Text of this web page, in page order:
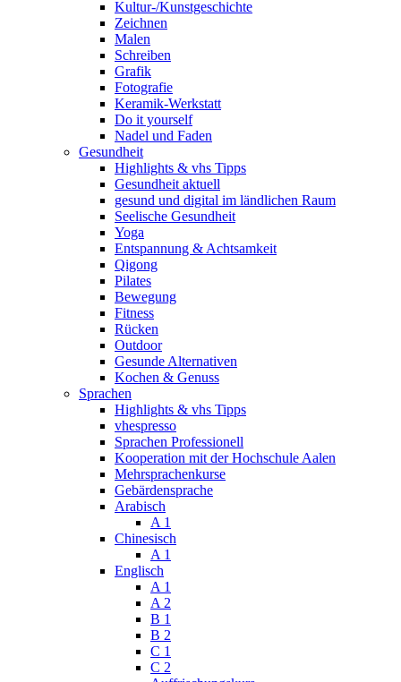
Kultur-/Kunstgeschichte
Zeichnen
Malen
Schreiben
Grafik
Fotografie
Keramik-Werkstatt
Do it yourself
Nadel und Faden
Gesundheit
Highlights & vhs Tipps
Gesundheit aktuell
gesund und digital im ländlichen Raum
Seelische Gesundheit
Yoga
Entspannung & Achtsamkeit
Qigong
Pilates
Bewegung
Fitness
Rücken
Outdoor
Gesunde Alternativen
Kochen & Genuss
Sprachen
Highlights & vhs Tipps
vhespresso
Sprachen Professionell
Kooperation mit der Hochschule Aalen
Mehrsprachenkurse
Gebärdensprache
Arabisch
A 1
Chinesisch
A 1
Englisch
A 1
A 2
B 1
B 2
C 1
C 2